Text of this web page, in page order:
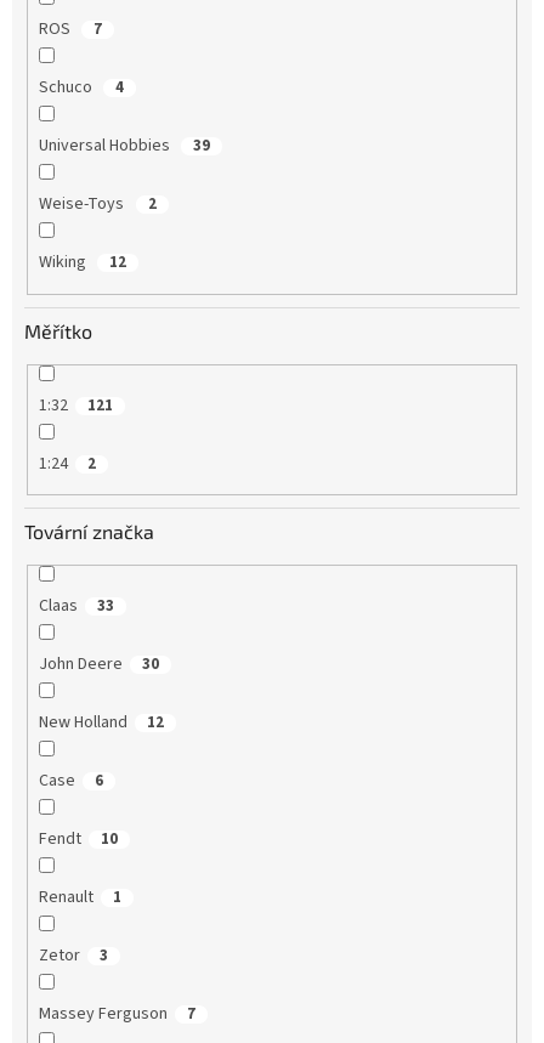
ROS 7
Schuco 4
Universal Hobbies 39
Weise-Toys 2
Wiking 12
Měřítko
1:32 121
1:24 2
Tovární značka
Claas 33
John Deere 30
New Holland 12
Case 6
Fendt 10
Renault 1
Zetor 3
Massey Ferguson 7